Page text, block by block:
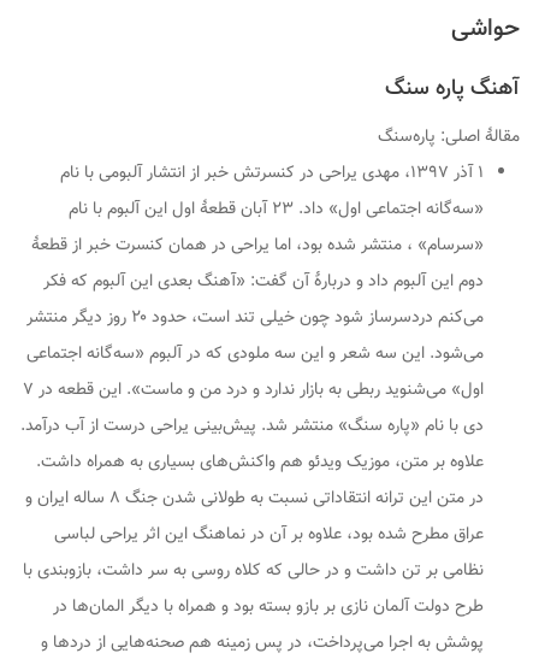
حواشی
آهنگ پاره سنگ
مقالهٔ اصلی: پاره‌سنگ
۱ آذر ۱۳۹۷، مهدی یراحی در کنسرتش خبر از انتشار آلبومی با نام
«سه‌گانه اجتماعی اول» داد. ۲۳ آبان قطعهٔ اول این آلبوم با نام
«سرسام» ، منتشر شده بود، اما یراحی در همان کنسرت خبر از قطعهٔ
دوم این آلبوم داد و دربارهٔ آن گفت: «آهنگ بعدی این آلبوم که فکر
می‌کنم دردسرساز شود چون خیلی تند است، حدود ۲۰ روز دیگر منتشر
می‌شود. این سه شعر و این سه ملودی که در آلبوم «سه‌گانه اجتماعی
اول» می‌شنوید ربطی به بازار ندارد و درد من و ماست». این قطعه در ۷
دی با نام «پاره سنگ» منتشر شد. پیش‌بینی یراحی درست از آب درآمد.
علاوه بر متن، موزیک ویدئو هم واکنش‌های بسیاری به همراه داشت.
در متن این ترانه انتقاداتی نسبت به طولانی شدن جنگ ۸ ساله ایران و
عراق مطرح شده بود، علاوه بر آن در نماهنگ این اثر یراحی لباسی
نظامی بر تن داشت و در حالی که کلاه روسی به سر داشت، بازوبندی با
طرح دولت آلمان نازی بر بازو بسته بود و همراه با دیگر المان‌ها در
پوشش به اجرا می‌پرداخت، در پس زمینه هم صحنه‌هایی از دردها و